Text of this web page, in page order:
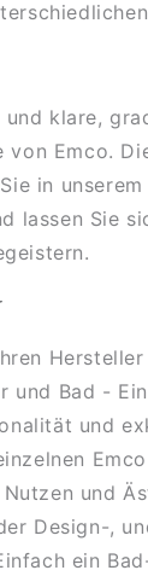
klare,
Emco.
in
lassen Sie
und Bad -
und
und
Design-,
ein